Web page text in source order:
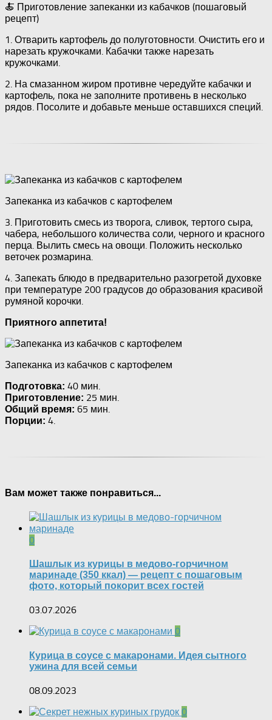
🍝 Приготовление запеканки из кабачков (пошаговый
рецепт)
1. Отварить картофель до полуготовности. Очистить его и
нарезать кружочками. Кабачки также нарезать
кружочками.
2. На смазанном жиром противне чередуйте кабачки и
картофель, пока не заполните противень в несколько
рядов. Посолите и добавьте меньше оставшихся специй.
Запеканка из кабачков с картофелем
3. Приготовить смесь из творога, сливок, тертого сыра,
чабера, небольшого количества соли, черного и красного
перца. Вылить смесь на овощи. Положить несколько
веточек розмарина.
4. Запекать блюдо в предварительно разогретой духовке
при температуре 200 градусов до образования красивой
румяной корочки.
Приятного аппетита!
Запеканка из кабачков с картофелем
Подготовка: 40 мин.
Приготовление: 25 мин.
Общий время: 65 мин.
Порции: 4.
Вам может также понравиться...
0
Шашлык из курицы в медово-горчичном
маринаде (350 ккал) — рецепт с пошаговым
фото, который покорит всех гостей
03.07.2026
0
Курица в соусе с макаронами. Идея сытного
ужина для всей семьи
08.09.2023
0